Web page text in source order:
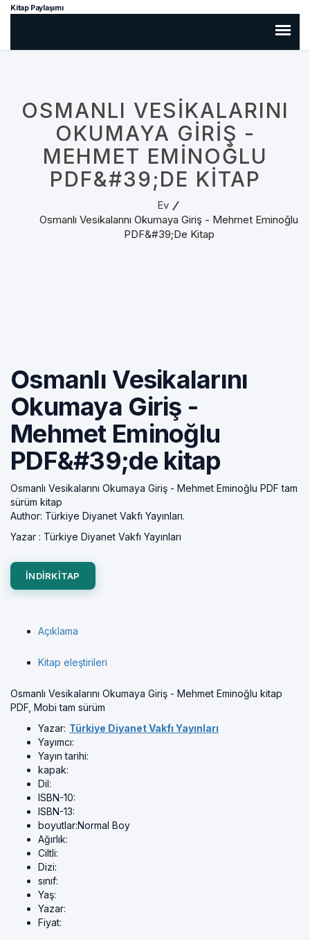
Kitap Paylaşımı
OSMANLI VESIKALARINI
OKUMAYA GIRIŞ -
MEHMET EMINOĞLU
PDF&#39;DE KITAP
Ev
Osmanlı Vesikalarını Okumaya Giriş - Mehmet Eminoğlu
PDF&#39;de Kitap
Osmanlı Vesikalarını
Okumaya Giriş -
Mehmet Eminoğlu
PDF&#39;de kitap
Osmanlı Vesikalarını Okumaya Giriş - Mehmet Eminoğlu PDF tam
sürüm kitap
Author: Türkiye Diyanet Vakfı Yayınları.
Yazar : Türkiye Diyanet Vakfı Yayınları
INDIRKITAP
Açıklama
Kitap eleştirileri
Osmanlı Vesikalarını Okumaya Giriş - Mehmet Eminoğlu kitap
PDF, Mobi tam sürüm
Yazar: Türkiye Diyanet Vakfı Yayınları
Yayımcı:
Yayın tarihi:
kapak:
Dil:
ISBN-10:
ISBN-13:
boyutlar:Normal Boy
Ağırlık:
Ciltli:
Dizi:
sınıf:
Yaş:
Yazar:
Fiyat: